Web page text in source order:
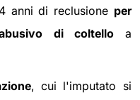
anni di reclusione per
di coltello a
, cui l'imputato si